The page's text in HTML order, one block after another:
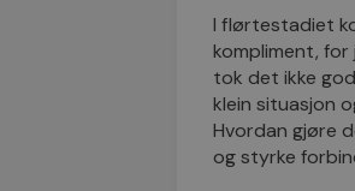
I flørtestadiet
kompliment, for
tok det ikke
klein situasjon
Hvordan gjøre
og styrke